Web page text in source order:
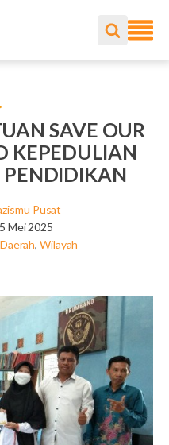
SAVE OUR
KEPEDULIAN
Pusat
5 Mei 2025
Daerah,Wilayah